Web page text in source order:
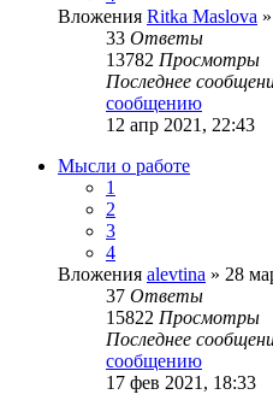
Вложения Ritka Maslova
33 Ответы
13782 Просмотры
Последнее
сообщению
12 апр 2021, 22:43
Мысли о работе
1
2
3
4
Вложения alevtina » 28
37 Ответы
15822 Просмотры
Последнее
сообщению
17 фев 2021, 18:33